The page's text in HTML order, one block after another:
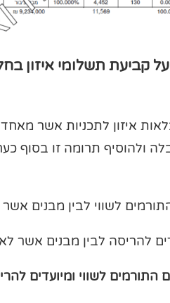
קביעת תשלומי איזון
איזון לתכניות אשר
ולהוסיף תרומה זו בסוף
לשווי לבין מבנים אשר
להריסה לבין מבנים אשר
לשווי ומיועדים